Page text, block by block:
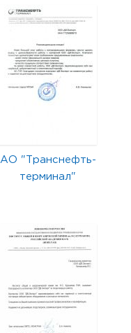
АО "Транснефть-
терминал"